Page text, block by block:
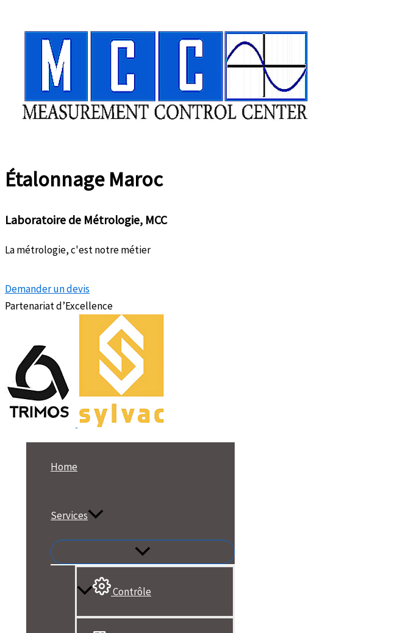
ÉtalonnageMaroc
Laboratoire de Métrologie, MCC
La métrologie, c'est notre métier
Demander un devis
Partenariat d’Excellence
Home
Services
Contrôle